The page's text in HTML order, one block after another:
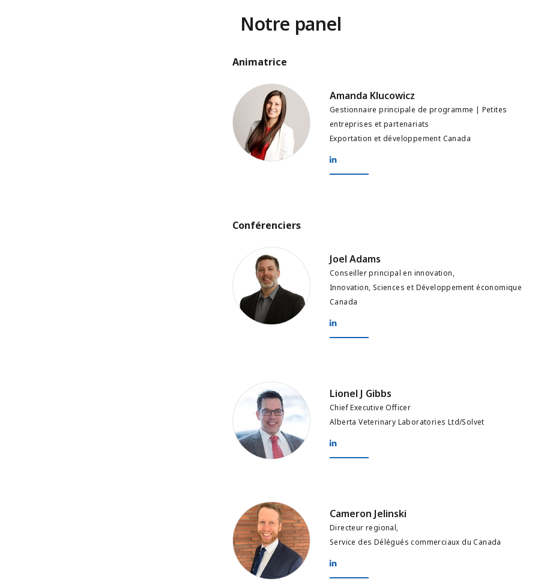
Notre panel
Animatrice
Amanda Klucowicz Amanda Klucowicz
Gestionnaire principale de programme | Petites
entreprises et partenariats
Exportation et développement Canada
Conférenciers
Joel Adams Joel Adams
Conseiller principal en innovation,
Innovation, Sciences et Développement économique
Canada
Lionel J Gibbs Lionel J Gibbs
Chief Executive Officer
Alberta Veterinary Laboratories Ltd/Solvet
Cameron Jelinski Cameron Jelinski
Directeur regional,
Service des Délégués commerciaux du Canada